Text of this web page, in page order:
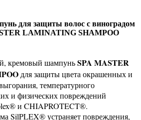
для защиты волос с виноградом
LAMINATING SHAMPOO
кремовый шампуньSPA MASTER
для защиты цвета окрашенных и
температурного
и физических повреждений
и CHIAPROTECT®.
SilPLEX® устраняет повреждения,